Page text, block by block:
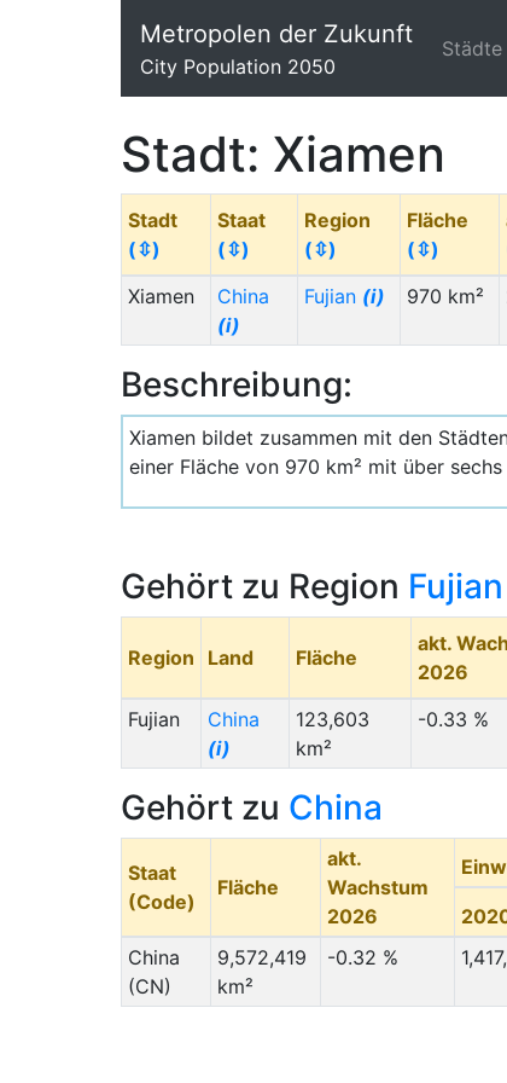
Metropolen der Zukunft
City Population 2050
Städte
Stadt: Xiamen
Stadt
(⇳)
Staat
(⇳)
Region
(⇳)
Fläche
(⇳)
Xiamen
China
(i)
Fujian (i) 970 km²
Beschreibung:
Xiamen bildet zusammen mit den
einer Fläche von 970 km² mit über
Gehört zu Region Fujian
Region Land Fläche
akt.
2026
Fujian
China
(i)
123,603
km²
-0.33 %
Gehört zu China
Staat
(Code)
Fläche
akt.
Wachstum
2026
China
(CN)
9,572,419
km²
-0.32 %